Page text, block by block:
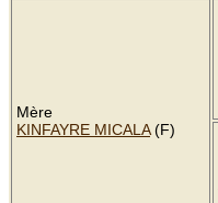
Mère
KINFAYRE MICALA(F)